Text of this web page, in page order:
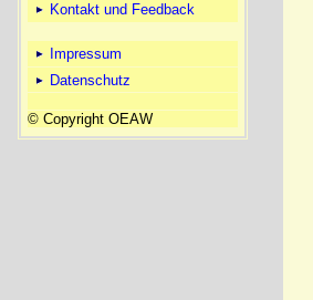
Kontakt und Feedback
Impressum
Datenschutz
© Copyright OEAW